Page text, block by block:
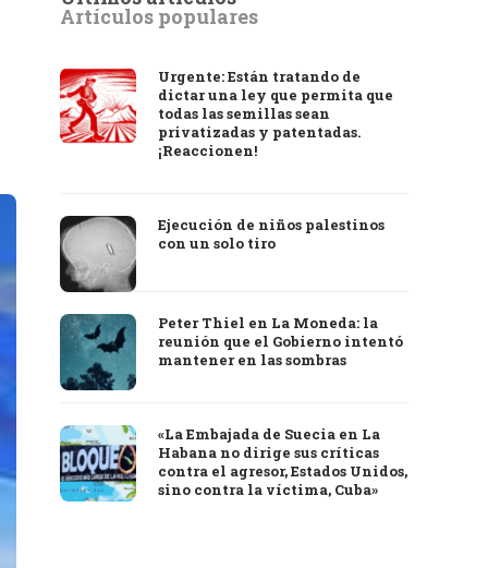
Artículos populares
Urgente: Están tratando de
dictar una ley que permita que
todas las semillas sean
privatizadas y patentadas.
¡Reaccionen!
Ejecución de niños palestinos
con un solo tiro
Peter Thiel en La Moneda: la
reunión que el Gobierno intentó
mantener en las sombras
«La Embajada de Suecia en La
Habana no dirige sus críticas
contra el agresor, Estados Unidos,
sino contra la víctima, Cuba»